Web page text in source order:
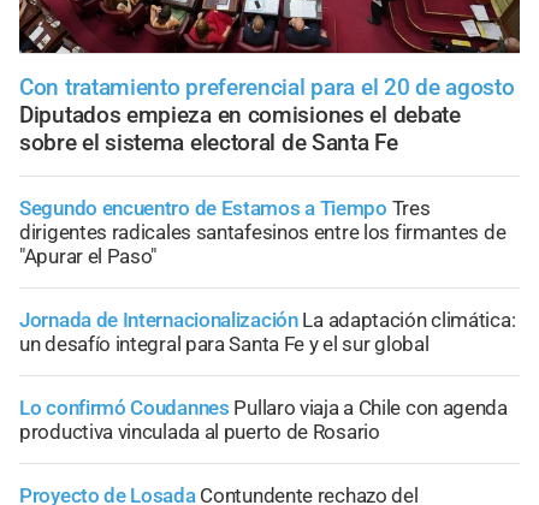
Con tratamiento preferencial para el 20 de agosto
Diputados empieza en comisiones el debate
sobre el sistema electoral de Santa Fe
Segundo encuentro de Estamos a Tiempo Tres
dirigentes radicales santafesinos entre los firmantes de
"Apurar el Paso"
Jornada de Internacionalización La adaptación climática:
un desafío integral para Santa Fe y el sur global
Lo confirmó Coudannes Pullaro viaja a Chile con agenda
productiva vinculada al puerto de Rosario
Proyecto de Losada Contundente rechazo del